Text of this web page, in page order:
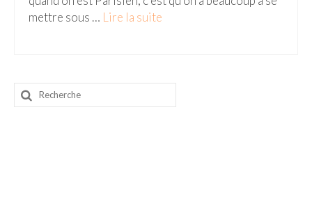
Guilin & Yangshuo
mettre sous … Lire la suite­­
Rechercher
: